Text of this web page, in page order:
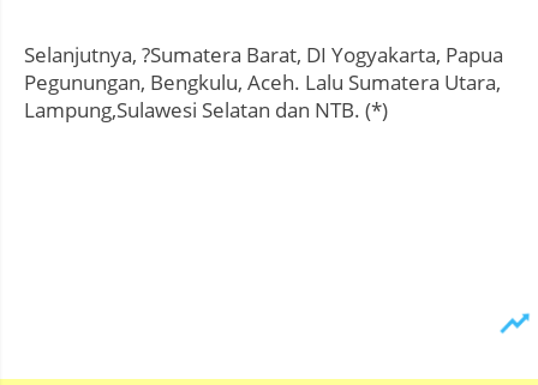
Selanjutnya, ?Sumatera Barat, DI Yogyakarta, Papua
Pegunungan, Bengkulu, Aceh. Lalu Sumatera Utara,
Lampung,Sulawesi Selatan dan NTB. (*)